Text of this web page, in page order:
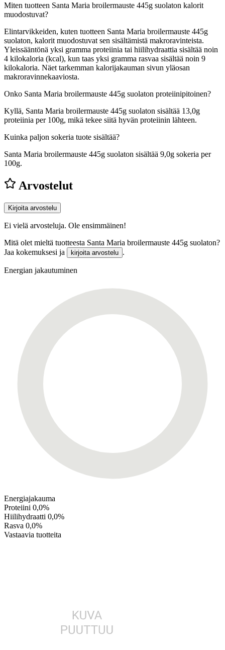
Miten tuotteen Santa Maria broilermauste 445g suolaton kalorit
muodostuvat?
Elintarvikkeiden, kuten tuotteen Santa Maria broilermauste 445g
suolaton, kalorit muodostuvat sen sisältämistä makroravinteista.
Yleissääntönä yksi gramma proteiinia tai hiilihydraattia sisältää noin
4 kilokaloria (kcal), kun taas yksi gramma rasvaa sisältää noin 9
kilokaloria. Näet tarkemman kalorijakauman sivun yläosan
makroravinnekaaviosta.
Onko Santa Maria broilermauste 445g suolaton proteiinipitoinen?
Kyllä, Santa Maria broilermauste 445g suolaton sisältää 13,0g
proteiinia per 100g, mikä tekee siitä hyvän proteiinin lähteen.
Kuinka paljon sokeria tuote sisältää?
Santa Maria broilermauste 445g suolaton sisältää 9,0g sokeria per
100g.
Arvostelut
Kirjoita arvostelu
Ei vielä arvosteluja. Ole ensimmäinen!
Mitä olet mieltä tuotteesta Santa Maria broilermauste 445g suolaton?
Jaa kokemuksesi ja
kirjoita arvostelu .
Energian jakautuminen
Energiajakauma
Proteiini 0,0%
Hiilihydraatti 0,0%
Rasva 0,0%
Vastaavia tuotteita